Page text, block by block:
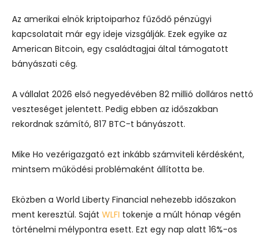
Az amerikai elnök kriptoiparhoz fűződő pénzügyi
kapcsolatait már egy ideje vizsgálják. Ezek egyike az
American Bitcoin, egy családtagjai által támogatott
bányászati cég.
A vállalat 2026 első negyedévében 82 millió dolláros nettó
veszteséget jelentett. Pedig ebben az időszakban
rekordnak számító, 817 BTC-t bányászott.
Mike Ho vezérigazgató ezt inkább számviteli kérdésként,
mintsem működési problémaként állította be.
Eközben a World Liberty Financial nehezebb időszakon
ment keresztül. Saját WLFI tokenje a múlt hónap végén
történelmi mélypontra esett. Ezt egy nap alatt 16%-os